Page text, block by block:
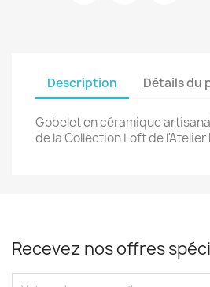
Description Détails du
Gobelet en céramique
de la Collection Loft de l'Atelier
Recevez nos offres